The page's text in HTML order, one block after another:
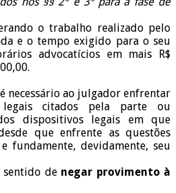
o trabalho realizado pelo
e o tempo exigido para o seu
advocatícios em mais R$
necessário ao julgador enfrentar
citados pela parte ou
dispositivos legais em que
que enfrente as questões
fundamente, devidamente, seu
sentido de negar provimento à